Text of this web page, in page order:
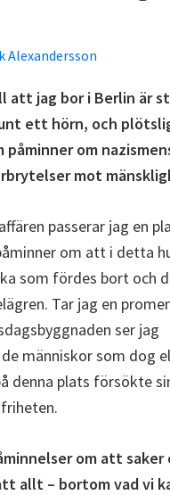
Alexandersson
att jag bor i Berlin är
ett hörn, och
om
mot
passerar jag en
om att i detta
som fördes bort och
Tar jag en
ser jag
människor som dog
denna plats försökte
om att saker
allt – bortom vad vi